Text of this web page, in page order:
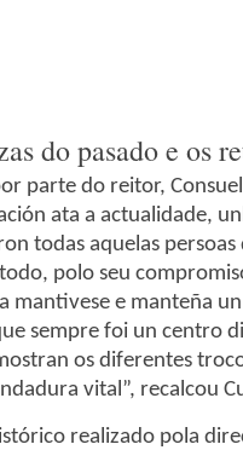
do pasado e os
parte do reitor,
ata a actualidade,
todas aquelas
polo seu
mantivese e manteña
sempre foi un centro
os diferentes
vital”, recalcou
realizado pola